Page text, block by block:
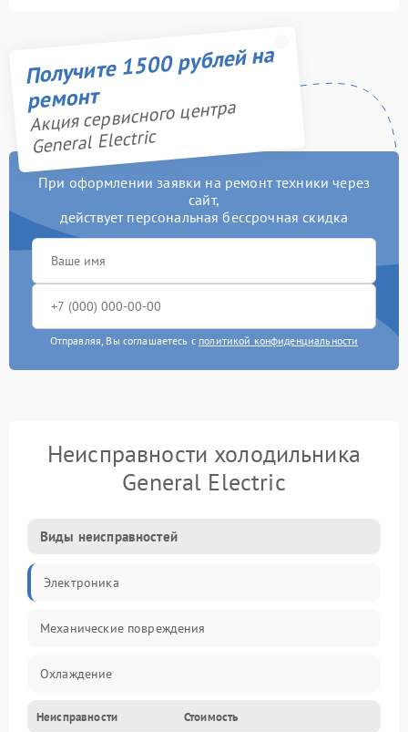
Получите 1500 рублей на
ремонт
Акция сервисного центра
General Electric
При оформлении заявки на ремонт техники через
сайт,
действует персональная бессрочная скидка
Отправляя, Вы соглашаетесь с политикой конфиденциальности
Неисправности холодильника
General Electric
Виды неисправностей
Электроника
Механические повреждения
Охлаждение
Механика
Неисправности Стоимость